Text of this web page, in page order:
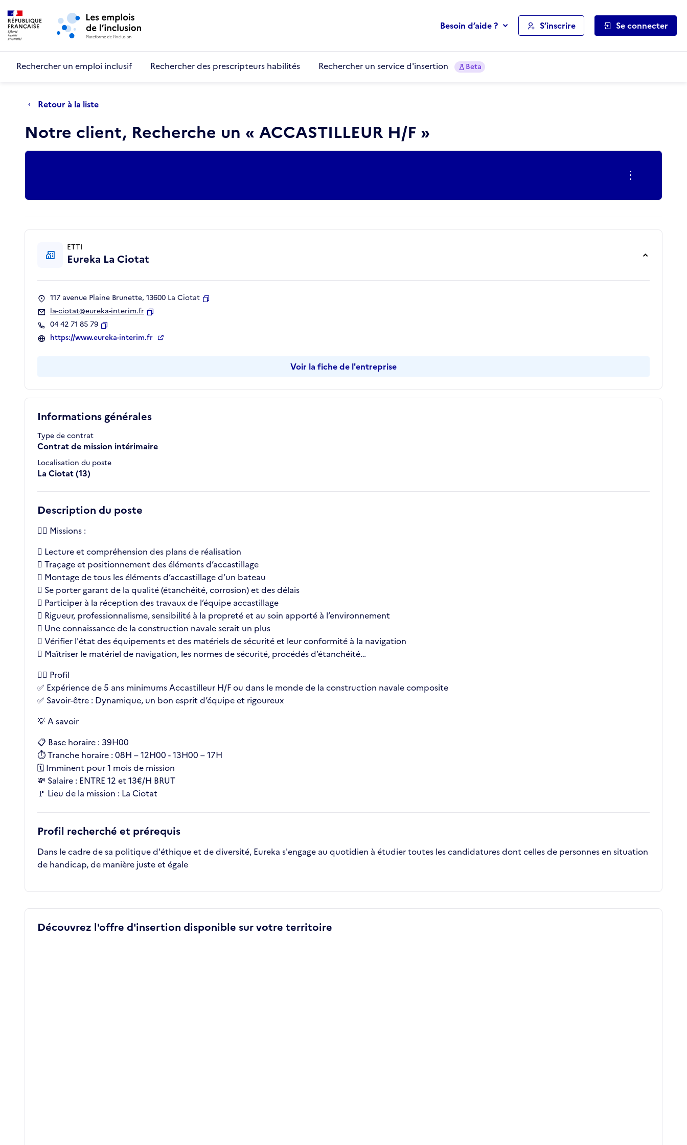
Aller au menu principal
Besoin d’aide ? S’inscrire Se connecter
Rechercher un emploi inclusif Rechercher des prescripteurs habilités Rechercher un service d'insertion Beta
Retour à la liste
Notre client, Recherche un « ACCASTILLEUR H/F »
Informations générales
Type de contrat
Contrat de mission intérimaire
Localisation du poste
La Ciotat (13)
Description du poste
👉🏼 Missions :
 Lecture et compréhension des plans de réalisation
 Traçage et positionnement des éléments d’accastillage
 Montage de tous les éléments d’accastillage d’un bateau
 Se porter garant de la qualité (étanchéité, corrosion) et des délais
 Participer à la réception des travaux de l’équipe accastillage
 Rigueur, professionnalisme, sensibilité à la propreté et au soin apporté à l’environnement
 Une connaissance de la construction navale serait un plus
 Vérifier l'état des équipements et des matériels de sécurité et leur conformité à la navigation
 Maîtriser le matériel de navigation, les normes de sécurité, procédés d’étanchéité…
👉🏼 Profil
✅ Expérience de 5 ans minimums Accastilleur H/F ou dans le monde de la construction navale composite
✅ Savoir-être : Dynamique, un bon esprit d’équipe et rigoureux
💡 A savoir
📋 Base horaire : 39H00
⏱️ Tranche horaire : 08H – 12H00 - 13H00 – 17H
🗓️ Imminent pour 1 mois de mission
💸 Salaire : ENTRE 12 et 13€/H BRUT
🚩 Lieu de la mission : La Ciotat
Profil recherché et prérequis
Dans le cadre de sa politique d'éthique et de diversité, Eureka s'engage au quotidien à étudier toutes les candidatures dont celles de personnes en situation
de handicap, de manière juste et égale
ETTI
Eureka La Ciotat
117 avenue Plaine Brunette, 13600 La Ciotat
la-ciotat@eureka-interim.fr
04 42 71 85 79
Copier
https://www.eureka-interim.fr
Voir la fiche de l'entreprise
Découvrez l'offre d'insertion disponible sur votre territoire